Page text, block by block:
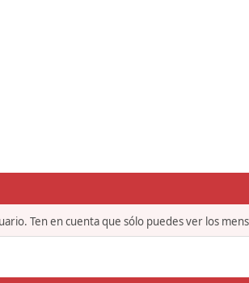
Ten en cuenta que sólo puedes ver los